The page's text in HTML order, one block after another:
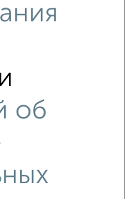
Новостроевская
и
об